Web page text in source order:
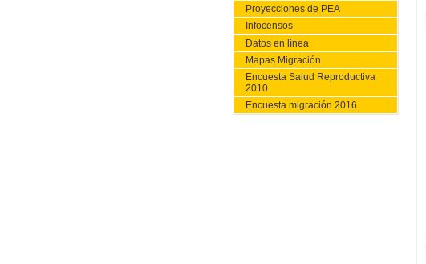
Proyecciones de PEA
Infocensos
Datos en línea
Mapas Migración
Encuesta Salud Reproductiva
2010
Encuesta migración 2016